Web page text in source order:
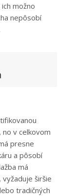
možno
nepôsobí
no v celkovom
presne
a pôsobí
má
širšie
tradičných